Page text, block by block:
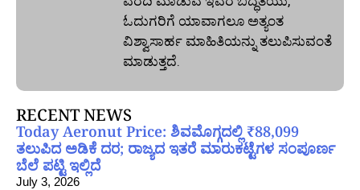
ಓದುಗರಿಗೆ ಯಾವಾಗಲೂ ಅತ್ಯಂತ
ವಿಶ್ವಾಸಾರ್ಹ ಮಾಹಿತಿಯನ್ನು ತಲುಪಿಸುವಂತೆ
ಮಾಡುತ್ತದೆ.
RECENT NEWS
Today Aeronut Price: ಶಿವಮೊಗ್ಗದಲ್ಲಿ ₹88,099
ತಲುಪಿದ ಅಡಿಕೆ ದರ; ರಾಜ್ಯದ ಇತರೆ ಮಾರುಕಟ್ಟೆಗಳ ಸಂಪೂರ್ಣ
ಬೆಲೆ ಪಟ್ಟಿ ಇಲ್ಲಿದೆ
July 3, 2026